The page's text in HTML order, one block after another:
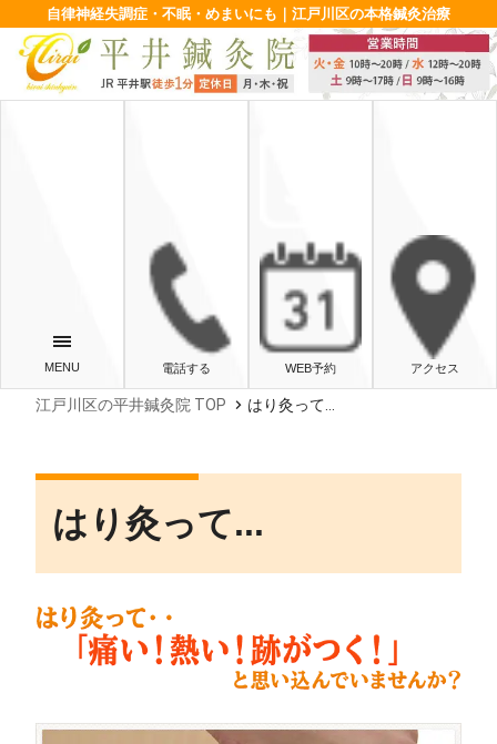
自律神経失調症・不眠・めまいにも｜江戸川区の本格鍼灸治療
電話する WEB予約 アクセス
江戸川区の平井鍼灸院 TOP chevron_right はり灸って…
はり灸って...